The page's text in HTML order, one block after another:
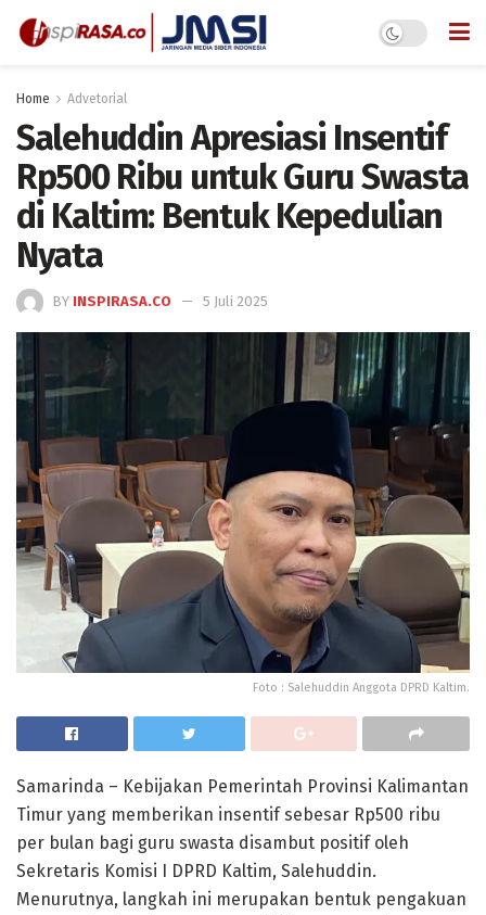
Home Advetorial
Salehuddin Apresiasi Insentif
Rp500 Ribu untuk Guru Swasta
di Kaltim: Bentuk Kepedulian
Nyata
BY INSPIRASA.CO 5 Juli 2025
Foto : Salehuddin Anggota DPRD Kaltim.
Samarinda – Kebijakan Pemerintah Provinsi Kalimantan
Timur yang memberikan insentif sebesar Rp500 ribu
per bulan bagi guru swasta disambut positif oleh
Sekretaris Komisi I DPRD Kaltim, Salehuddin.
Menurutnya, langkah ini merupakan bentuk pengakuan